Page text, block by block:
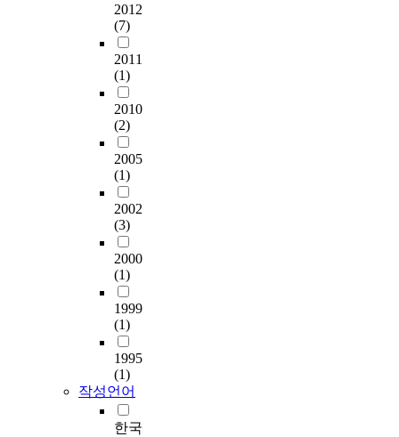
2012
(7)
2011
(1)
2010
(2)
2005
(1)
2002
(3)
2000
(1)
1999
(1)
1995
(1)
작성언어
한국